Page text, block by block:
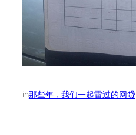
in那些年，我们一起雷过的网贷